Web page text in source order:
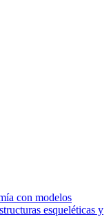
con modelos
esqueléticas y